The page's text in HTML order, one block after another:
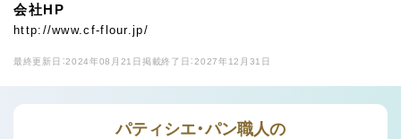
会社HP
http://www.cf-flour.jp/
最終更新日：2024年08月21日 掲載終了日：2027年12月31日
パティシエ・パン職人の